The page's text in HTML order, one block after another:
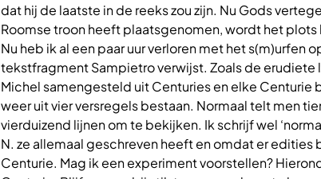
dat hij de laatste in de reeks zou zijn. Nu Gods
Roomse troon heeft plaatsgenomen, wordt het plots
Nu heb ik al een paar uur verloren met het s(m)urfen
tekstfragment Sampietro verwijst. Zoals de erudiete
Michel samengesteld uit Centuries en elke Centurie
weer uit vier versregels bestaan. Normaal telt men
vierduizend lijnen om te bekijken. Ik schrijf wel
N. ze allemaal geschreven heeft en omdat er
Centurie. Mag ik een experiment voorstellen?